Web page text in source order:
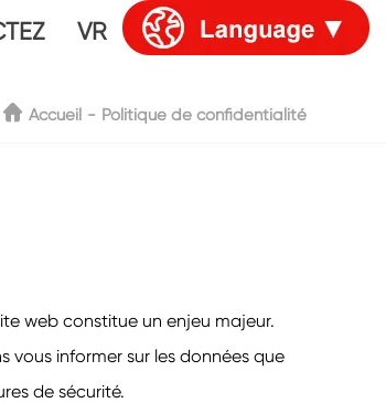
VR
Accueil Politique de confidentialité
web constitue un enjeu majeur.
informer sur les données que
de sécurité.